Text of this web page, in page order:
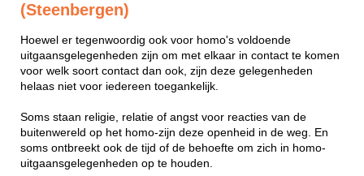
(Steenbergen)
Hoewel er tegenwoordig ook voor homo's voldoende
uitgaansgelegenheden zijn om met elkaar in contact te komen
voor welk soort contact dan ook, zijn deze gelegenheden
helaas niet voor iedereen toegankelijk.
Soms staan religie, relatie of angst voor reacties van de
buitenwereld op het homo-zijn deze openheid in de weg. En
soms ontbreekt ook de tijd of de behoefte om zich in homo-
uitgaansgelegenheden op te houden.